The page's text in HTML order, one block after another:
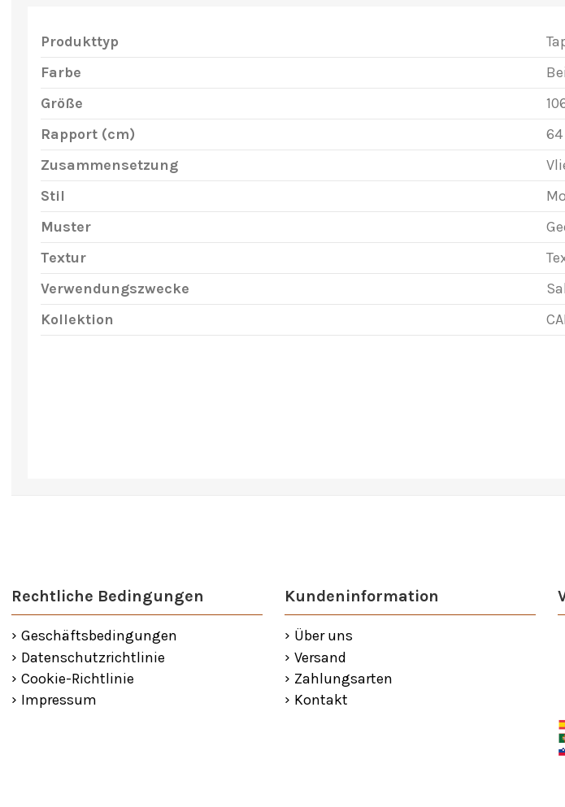
Produkttyp
Farbe
Größe
Rapport (cm)
64
Zusammensetzung
Stil
Muster
Textur
Verwendungszwecke
Kollektion
Rechtliche Bedingungen
Geschäftsbedingungen
Datenschutzrichtlinie
Cookie-Richtlinie
Impressum
Kundeninformation
Über uns
Versand
Zahlungsarten
Kontakt